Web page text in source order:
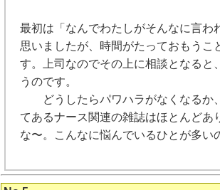
最初は「なんでわたしがそんなに言わ
思いましたが、時間がたっておもう
す。上司なのでその上に相談となると
うのです。
どうしたらパワハラがなくなるか
てあるナース関連の雑誌はほとんど
な〜。こんなに悩んでいるひとが多い